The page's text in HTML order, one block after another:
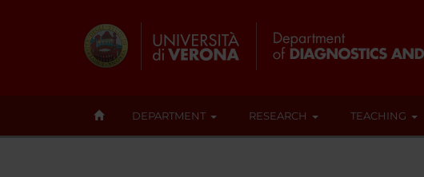
DEPARTMENT RESEARCH TEACHING